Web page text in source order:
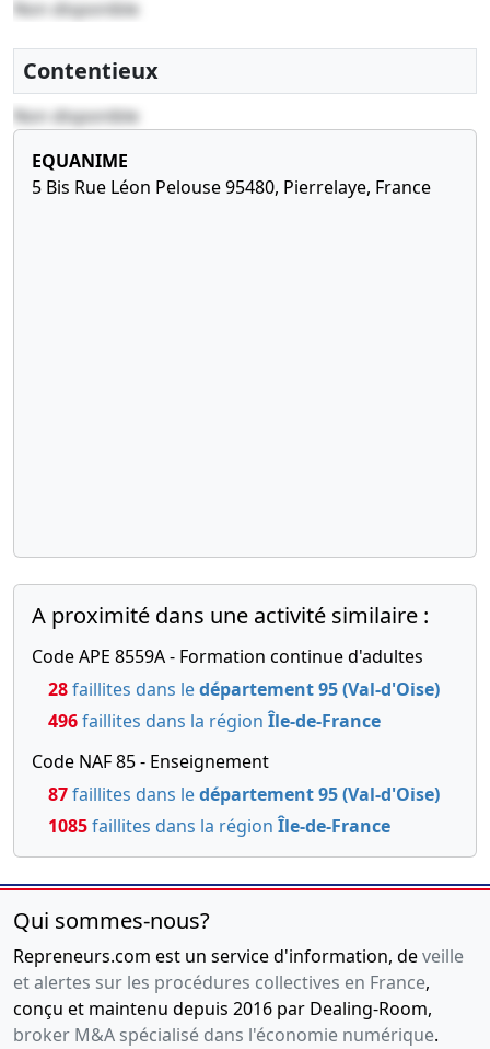
Non disponible
Contentieux
Non disponible
EQUANIME
5 Bis Rue Léon Pelouse 95480, Pierrelaye, France
A proximité dans une activité similaire :
Code APE 8559A - Formation continue d'adultes
28faillites dans ledépartement 95 (Val-d'Oise)
496faillites dans la région Île-de-France
Code NAF 85 - Enseignement
87faillites dans ledépartement 95 (Val-d'Oise)
1085faillites dans la région Île-de-France
Qui sommes-nous?
Repreneurs.com est un service d'information, deveille
et alertes sur les procédures collectives en France,
conçu et maintenu depuis 2016 par Dealing-Room,
broker M&A spécialisé dans l'économie numérique.